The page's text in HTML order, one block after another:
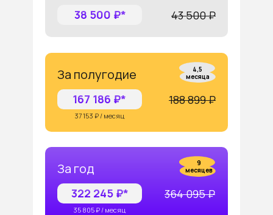
38 500 ₽* 43 500 ₽
За полугодие
4,5
месяца
За год
9
месяцев
167 186 ₽* 188 899 ₽
322 245 ₽* 364 095 ₽
37 153 ₽ / месяц
35 805 ₽ / месяц